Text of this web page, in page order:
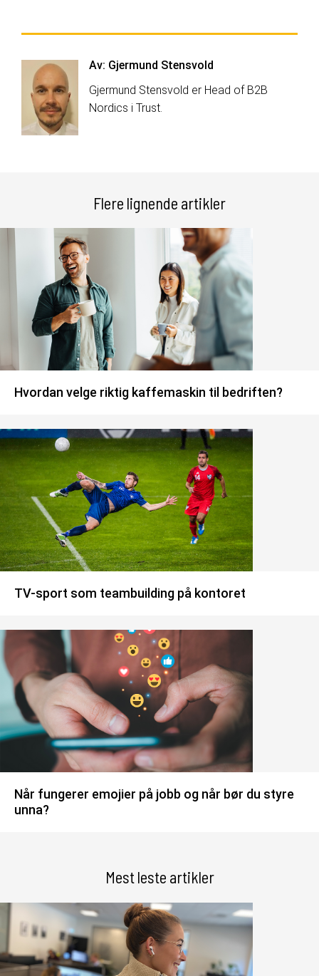
Av: Gjermund Stensvold
Gjermund Stensvold er Head of B2B
Nordics i Trust.
Flere lignende artikler
Hvordan velge riktig kaffemaskin til bedriften?
TV-sport som teambuilding på kontoret
Når fungerer emojier på jobb og når bør du styre
unna?
Mest leste artikler